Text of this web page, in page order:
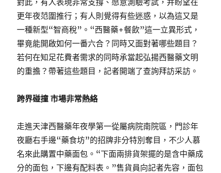
對此，有人表現非常支撐、愿意測驗考試，并盼望在
更年夜范圍推行；有人則覺得有些迷惑，以為這又是
一種新型“智商稅”。“西醫藥+餐飲”這一立異形式，
畢竟能開啟如何一番六合？同時又面對著哪些題目？
若何在知足花費者需求的同時承當起弘揚西醫藥文明
的重擔？帶著這些題目，記者開端了查詢拜訪采訪。
跨界碰撞 市場非常熱絡
走進天津西醫藥年夜學第一從屬病院南院區，門診年
夜廳右手邊“藥食坊”的招牌非分特別奪目，不少人慕
名來此購置中藥面包。“下面兩排貨架擺的是含中藥成
分的面包，下邊有配料表。”售貨員向記者先容，面包